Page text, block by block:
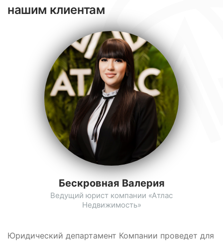
нашим клиентам
Юридический департамент Компании проведет для
Бескровная Валерия
Ведущий юрист компании «Атлас
Недвижимость»